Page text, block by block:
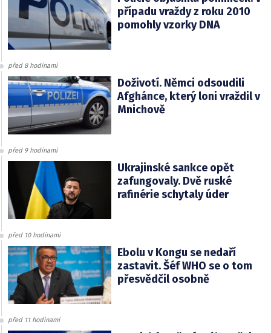
případu vraždy z roku 2010
pomohly vzorky DNA
před 8 hodinami
Doživotí. Němci odsoudili
Afghánce, který loni vraždil v
Mnichově
před 9 hodinami
Ukrajinské sankce opět
zafungovaly. Dvě ruské
rafinérie schytaly úder
před 10 hodinami
Ebolu v Kongu se nedaří
zastavit. Šéf WHO se o tom
přesvědčil osobně
před 11 hodinami